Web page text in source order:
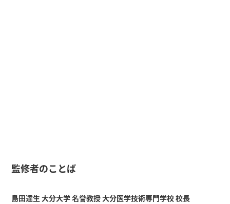
監修者のことば
島田達生 大分大学 名誉教授 大分医学技術専門学校 校長